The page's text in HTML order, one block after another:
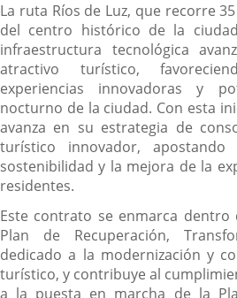
La ruta Ríos de Luz, que recorre
del centro histórico de la
infraestructura tecnológica
atractivo turístico,
experiencias innovadoras y
nocturno de la ciudad. Con esta
avanza en su estrategia de
turístico innovador,
sostenibilidad y la mejora de la
residentes.
Este contrato se enmarca dentro
Plan de Recuperación,
dedicado a la modernización y
turístico, y contribuye al
a la puesta en marcha de la